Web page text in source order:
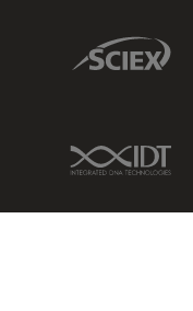
Sciex Link
IDT Link